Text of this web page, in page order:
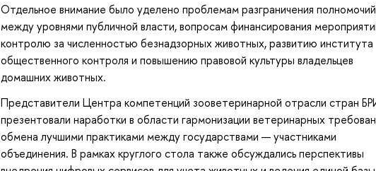
Отдельное внимание было уделено проблемам разграничения полномочий
между уровнями публичной власти, вопросам финансирования
контролю за численностью безнадзорных животных, развитию института
общественного контроля и повышению правовой культуры владельцев
домашних животных.
Представители Центра компетенций зооветеринарной отрасли стран
презентовали наработки в области гармонизации ветеринарных
обмена лучшими практиками между государствами — участниками
объединения. В рамках круглого стола также обсуждались перспективы